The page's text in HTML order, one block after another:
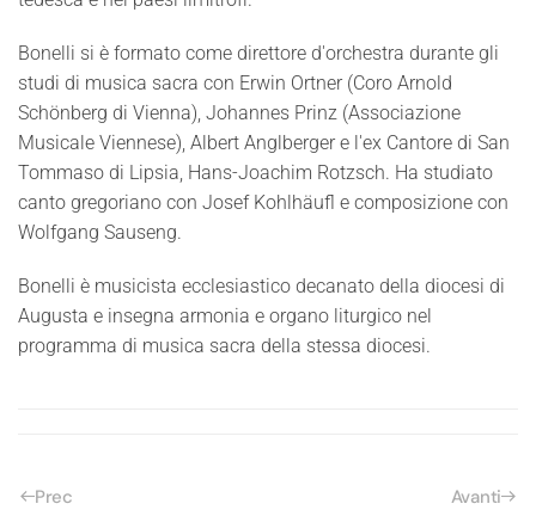
Bonelli si è formato come direttore d'orchestra durante gli
studi di musica sacra con Erwin Ortner (Coro Arnold
Schönberg di Vienna), Johannes Prinz (Associazione
Musicale Viennese), Albert Anglberger e l'ex Cantore di San
Tommaso di Lipsia, Hans-Joachim Rotzsch. Ha studiato
canto gregoriano con Josef Kohlhäufl e composizione con
Wolfgang Sauseng.
Bonelli è musicista ecclesiastico decanato della diocesi di
Augusta e insegna armonia e organo liturgico nel
programma di musica sacra della stessa diocesi.
Prec Avanti